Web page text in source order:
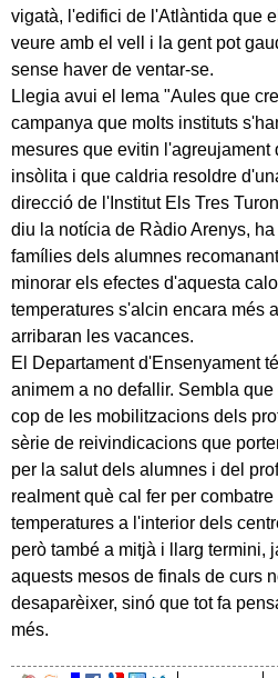
vigatà, l'edifici de l'Atlàntida que
veure amb el vell i la gent pot
sense haver de ventar-se.
Llegia avui el lema "Aules que
campanya que molts instituts
mesures que evitin
insòlita i que caldria resoldre
direcció de l'Institut Els Tres
diu la notícia de Ràdio Arenys,
famílies dels alumnes
minorar els efectes d'aquesta
temperatures s'alcin encara més
arribaran les vacances.
El Departament d'Ensenyament
animem a no defallir. Sembla que
cop de les mobilitzacions dels
sèrie de reivindicacions que
per la salut dels alumnes i del
realment què cal fer per
temperatures a l'interior dels
però també a mitjà i llarg termini,
aquests mesos de finals de curs
desaparèixer, sinó que tot fa
més.